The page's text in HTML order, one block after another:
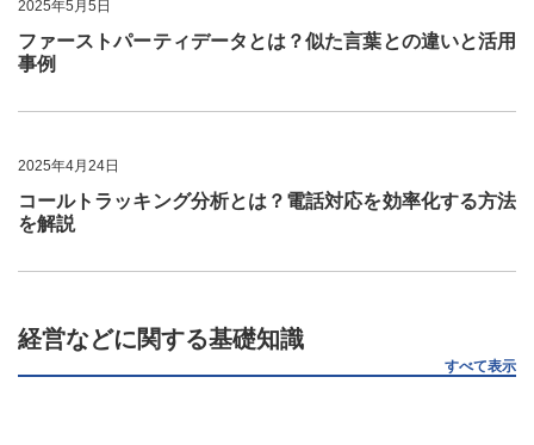
2025年5月5日
ファーストパーティデータとは？似た言葉との違いと活用
事例
2025年4月24日
コールトラッキング分析とは？電話対応を効率化する方法
を解説
経営などに関する基礎知識
すべて表示